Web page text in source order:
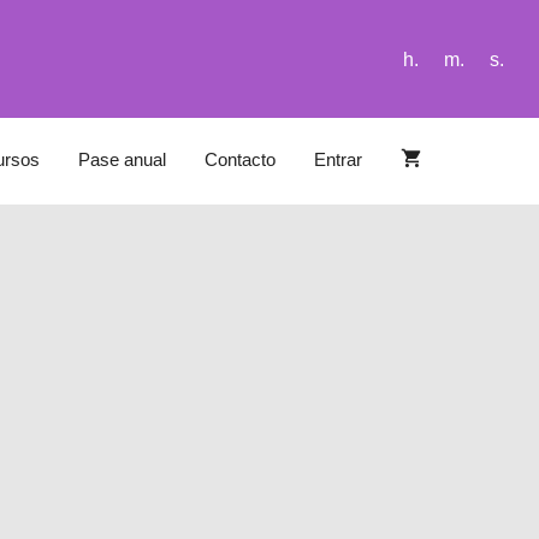
h. m. s.
Pase anual Contacto Entrar